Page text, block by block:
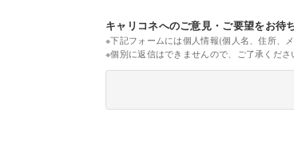
キャリコネへのご意見・ご要望をお待
※下記フォームには個人情報(個人名、住所、
※個別に返信はできませんので、ご了承くださ